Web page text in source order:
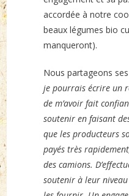
accordée à notre
beaux légumes bio
manqueront).
Nous partageons
je pourrais écrire un
de m’avoir fait
soutenir en faisant
que les producteurs
payés très
des camions.
soutenir à leur